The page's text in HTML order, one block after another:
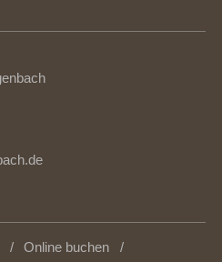
Online buchen